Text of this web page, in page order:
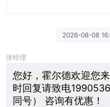
2026-08-08
张经理
您好，霍尔德欢迎您
时回复请致电
同号） 咨询有优惠！